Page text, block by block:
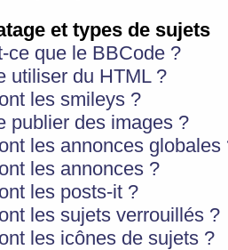
et types de sujets
ce que le BBCode ?
utiliser du HTML ?
les smileys ?
publier des images ?
les annonces globales
les annonces ?
les posts-it ?
les sujets verrouillés ?
les icônes de sujets ?